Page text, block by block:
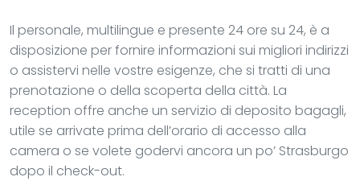
Il personale, multilingue e presente 24 ore su 24, è a
disposizione per fornire informazioni sui migliori indirizzi
o assistervi nelle vostre esigenze, che si tratti di una
prenotazione o della scoperta della città. La
reception offre anche un servizio di deposito bagagli,
utile se arrivate prima dell’orario di accesso alla
camera o se volete godervi ancora un po’ Strasburgo
dopo il check-out.